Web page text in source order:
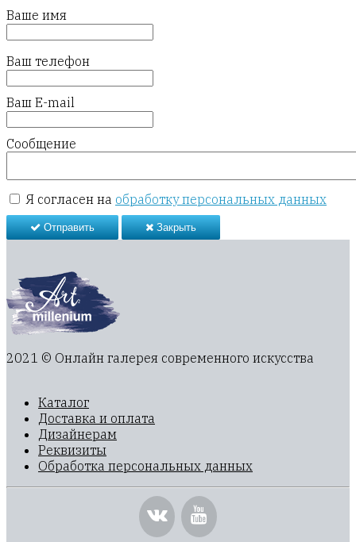
Ваше имя
Ваш телефон
Ваш E-mail
Сообщение
Я согласен на обработку персональных данных
Отправить Закрыть
2021 © Онлайн галерея современного искусства
Каталог
Доставка и оплата
Дизайнерам
Реквизиты
Обработка персональных данных